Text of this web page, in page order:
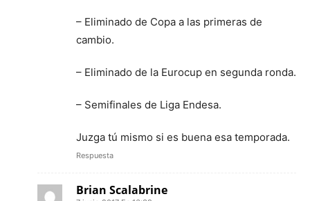
– Eliminado de Copa a las primeras de
cambio.
– Eliminado de la Eurocup en segunda ronda.
– Semifinales de Liga Endesa.
Juzga tú mismo si es buena esa temporada.
Respuesta
Brian Scalabrine